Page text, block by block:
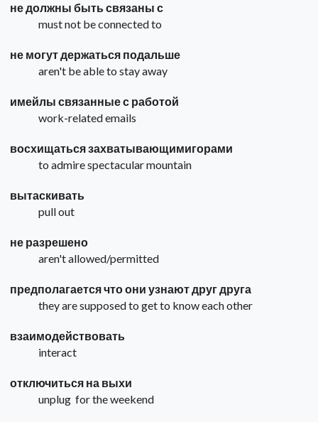
не должны быть связаны с
must not be connected to
не могут держаться подальше
aren't be able to stay away
имейлы связанные с работой
work-related emails
восхищаться захватывающимигорами
to admire spectacular mountain
вытаскивать
pull out
не разрешено
aren't allowed/permitted
предполагается что они узнают друг друга
they are supposed to get to know each other
взаимодействовать
interact
отключиться на выхи
unplug for the weekend